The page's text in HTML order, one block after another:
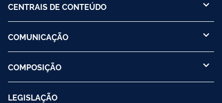
CENTRAIS DE CONTEÚDO
COMUNICAÇÃO
COMPOSIÇÃO
LEGISLAÇÃO